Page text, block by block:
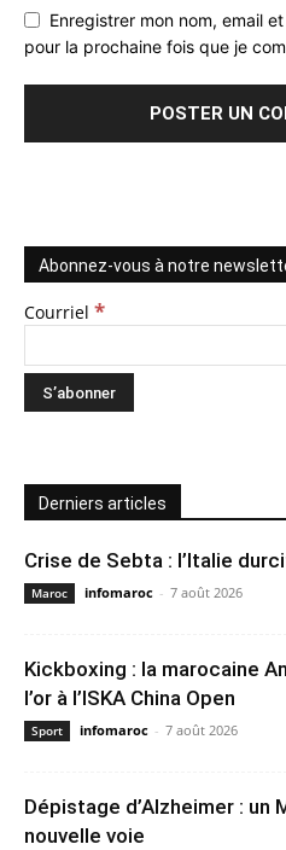
Enregistrer mon nom, email
pour la prochaine fois que je
Abonnez-vous à notre
Courriel *
Derniers articles
Crise de Sebta : l’Italie
Maroc infomaroc - 7 août 2026
Kickboxing : la marocaine
l’or à l’ISKA China Open
Sport infomaroc - 7 août 2026
Dépistage d’Alzheimer : un
nouvelle voie